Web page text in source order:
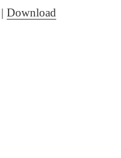
|Download